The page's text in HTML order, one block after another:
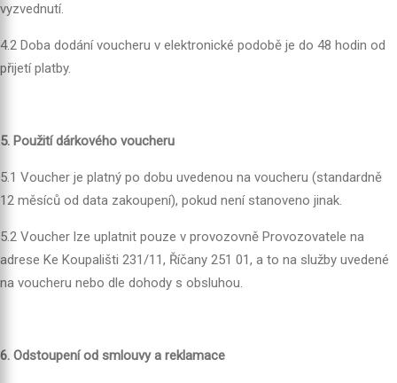
vyzvednutí.
4.2 Doba dodání voucheru v elektronické podobě je do 48 hodin od
přijetí platby.
5. Použití dárkového voucheru
5.1 Voucher je platný po dobu uvedenou na voucheru (standardně
12 měsíců od data zakoupení), pokud není stanoveno jinak.
5.2 Voucher lze uplatnit pouze v provozovně Provozovatele na
adrese Ke Koupališti 231/11, Říčany 251 01, a to na služby uvedené
na voucheru nebo dle dohody s obsluhou.
6. Odstoupení od smlouvy a reklamace